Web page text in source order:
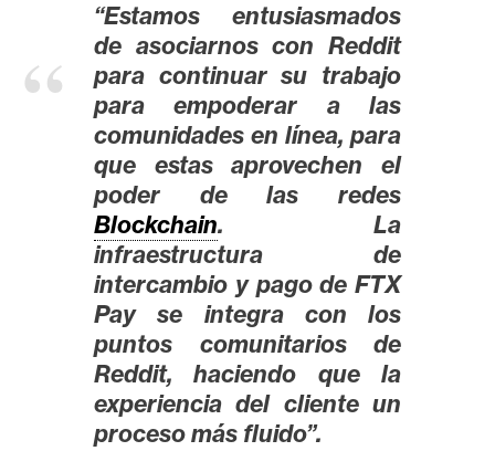
“Estamos entusiasmados
de asociarnos con Reddit
para continuar su trabajo
para empoderar a las
comunidades en línea, para
que estas aprovechen el
poder de las redes
Blockchain. La
infraestructura de
intercambio y pago de FTX
Pay se integra con los
puntos comunitarios de
Reddit, haciendo que la
experiencia del cliente un
proceso más fluido”.